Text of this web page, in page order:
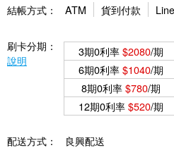
結帳方式： ATM 貨到付款
刷卡分期：
說明
3期0利率$2080/期
6期0利率$1040/期
8期0利率$780/期
12期0利率$520/期
配送方式： 良興配送